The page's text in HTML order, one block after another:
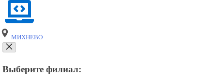
МИХНЕВО
Выберите филиал: